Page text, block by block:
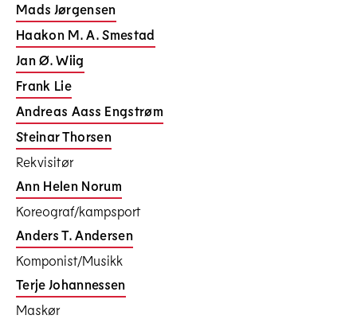
Mads Jørgensen
Haakon M. A. Smestad
Jan Ø. Wiig
Frank Lie
Andreas Aass Engstrøm
Steinar Thorsen
Rekvisitør
Ann Helen Norum
Koreograf/kampsport
Anders T. Andersen
Komponist/Musikk
Terje Johannessen
Maskør